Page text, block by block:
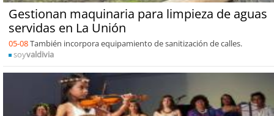
Gestionan maquinaria para limpieza de aguas
servidas en La Unión
05-08También incorpora equipamiento de sanitización de calles.
soyvaldivia